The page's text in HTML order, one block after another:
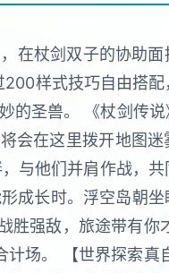
在杖剑双子的协助面
样式技巧自由搭
的圣兽。 《杖剑传
会在这里拨开地图迷
与他们并肩作战，
成长时。浮空岛朝
胜强敌，旅途带有你
场。 【世界探索真